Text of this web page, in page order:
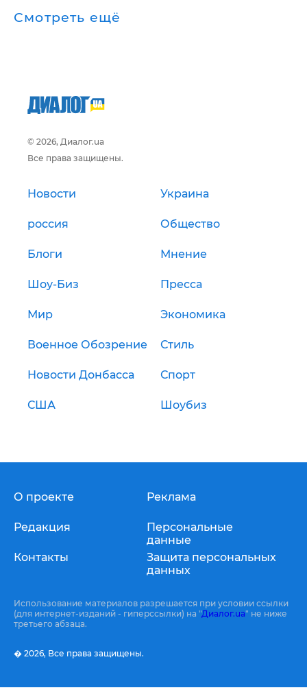
Смотреть ещё
© 2026, Диалог.ua
Все права защищены.
Новости Украина
россия Общество
Блоги Мнение
Шоу-Биз Пресса
Мир Экономика
Военное Обозрение Стиль
Новости Донбасса Спорт
США Шоубиз
О проекте
Редакция
Контакты
Реклама
Персональные
данные
Защита персональных
данных
Использование материалов разрешается при условии ссылки
(для интернет-изданий - гиперссылки) на "Диалог.ua" не ниже
третьего абзаца.
� 2026, Все права защищены.